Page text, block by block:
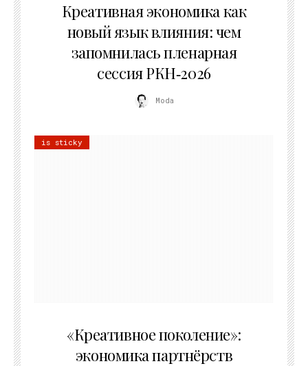
Креативная экономика как
новый язык влияния: чем
запомнилась пленарная
сессия РКН‑2026
Moda
is sticky
«Креативное поколение»:
экономика партнёрств